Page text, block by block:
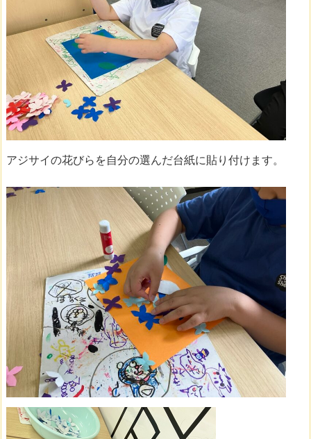
アジサイの花びらを自分の選んだ台紙に貼り付けます。